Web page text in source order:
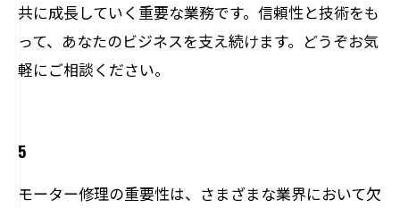
共に成長していく重要な業務です。信頼性と技術をも
って、あなたのビジネスを支え続けます。どうぞお気
軽にご相談ください。
5
モーター修理の重要性は、さまざまな業界において欠